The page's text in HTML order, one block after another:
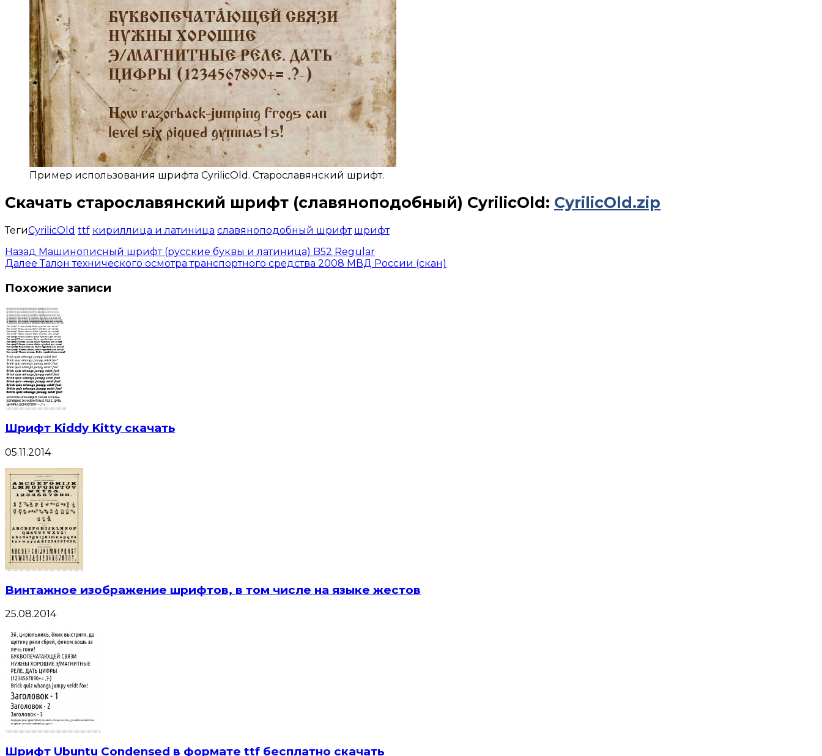
Пример использования шрифта CyrilicOld. Старославянский шрифт.
Скачать старославянский шрифт (славяноподобный) CyrilicOld: CyrilicOld.zip
ТегиCyrilicOld ttf кириллица и латиница славяноподобный шрифт шрифт
Назад Машинописный шрифт (русские буквы и латиница) B52 Regular
Далее Талон технического осмотра транспортного средства 2008 МВД России (скан)
Похожие записи
Шрифт Kiddy Kitty скачать
05.11.2014
Винтажное изображение шрифтов, в том числе на языке жестов
25.08.2014
Шрифт Ubuntu Condensed в формате ttf бесплатно скачать